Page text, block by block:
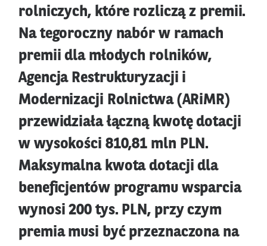
rolniczych, które rozliczą z premii.
Na tegoroczny nabór w ramach
premii dla młodych rolników,
Agencja Restrukturyzacji i
Modernizacji Rolnictwa (ARiMR)
przewidziała łączną kwotę dotacji
w wysokości 810,81 mln PLN.
Maksymalna kwota dotacji dla
beneficjentów programu wsparcia
wynosi 200 tys. PLN, przy czym
premia musi być przeznaczona na